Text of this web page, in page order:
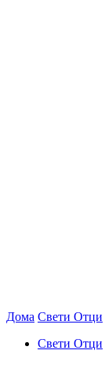
Дома Свети Отци
Свети Отци